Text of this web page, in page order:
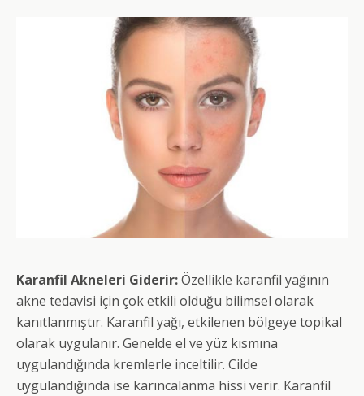
Karanfil Akneleri Giderir:Özellikle karanfil yağının
akne tedavisi için çok etkili olduğu bilimsel olarak
kanıtlanmıştır. Karanfil yağı, etkilenen bölgeye topikal
olarak uygulanır. Genelde el ve yüz kısmına
uygulandığında kremlerle inceltilir. Cilde
uygulandığında ise karıncalanma hissi verir. Karanfil